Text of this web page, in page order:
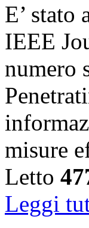
E’
IEEE
numero
misure
Letto
Leggi